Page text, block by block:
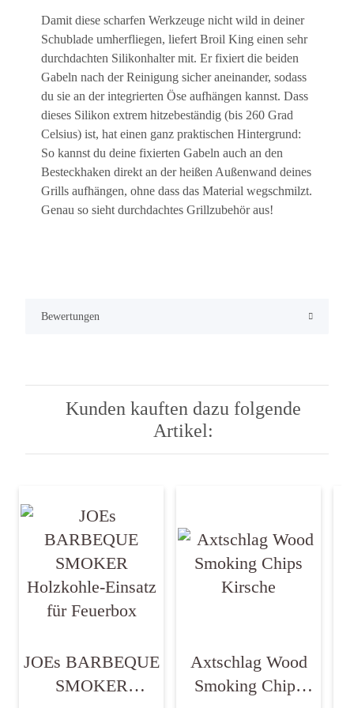
Damit diese scharfen Werkzeuge nicht wild in deiner
Schublade umherfliegen, liefert Broil King einen sehr
durchdachten Silikonhalter mit. Er fixiert die beiden
Gabeln nach der Reinigung sicher aneinander, sodass
du sie an der integrierten Öse aufhängen kannst. Dass
dieses Silikon extrem hitzebeständig (bis 260 Grad
Celsius) ist, hat einen ganz praktischen Hintergrund:
So kannst du deine fixierten Gabeln auch an den
Besteckhaken direkt an der heißen Außenwand deines
Grills aufhängen, ohne dass das Material wegschmilzt.
Genau so sieht durchdachtes Grillzubehör aus!
Bewertungen
Kunden kauften dazu folgende
Artikel:
JOEs BARBEQUE
SMOKER
Axtschlag Wood
Smoking Chips